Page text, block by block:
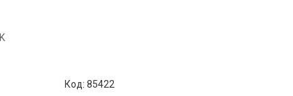
Код: 85422